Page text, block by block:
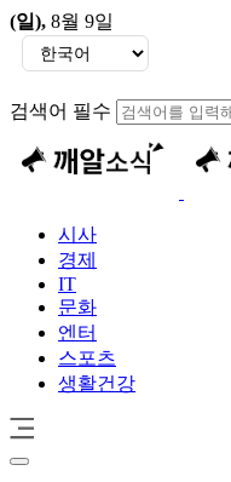
(일), 8월 9일
검색어 필수
시사
경제
IT
문화
엔터
스포츠
생활건강